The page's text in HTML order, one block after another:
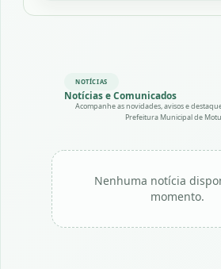
NOTÍCIAS
Notícias e Comunicados
Acompanhe as novidades, avisos e
Prefeitura Municipal de
Nenhuma notícia
momento.